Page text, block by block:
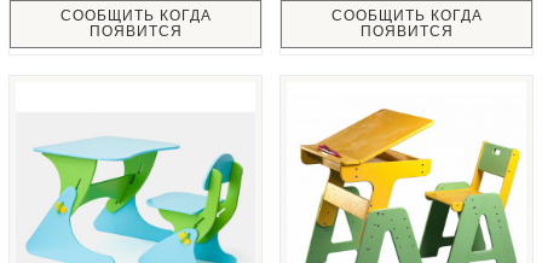
СООБЩИТЬ КОГДА
ПОЯВИТСЯ
СООБЩИТЬ КОГДА
ПОЯВИТСЯ